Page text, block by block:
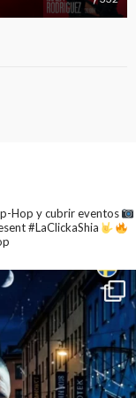
Hop y cubrir eventos
#LaClickaShia